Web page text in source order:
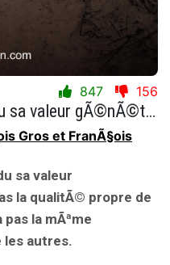
847 156
Ce qui donne Ã un individu sa valeur gÃ©nÃ©tique, ce n'est pas la qualitÃ© propre de ses gÃ¨nes. C'est qu'il n'a pas la mÃªme collection de gÃ¨nes que les autres.
Gros et FranÃ§ois
sa valeur
la qualitÃ© propre de
la mÃªme
les autres.